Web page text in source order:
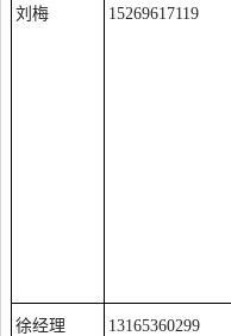
刘梅 15269617119
徐经理 13165360299